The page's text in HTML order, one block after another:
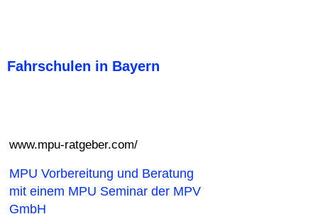
Fahrschulen in Bayern
www.mpu-ratgeber.com/
MPU Vorbereitung und Beratung
mit einem MPU Seminar der MPV
GmbH